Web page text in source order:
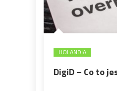
HOLANDIA
DigiD – Co to